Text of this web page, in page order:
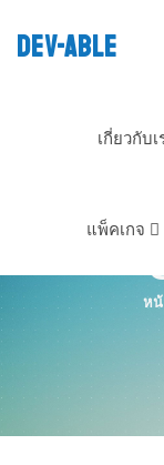
DEV-ABLE
เกี่ยวกับเ
แพ็คเกจ
หน้